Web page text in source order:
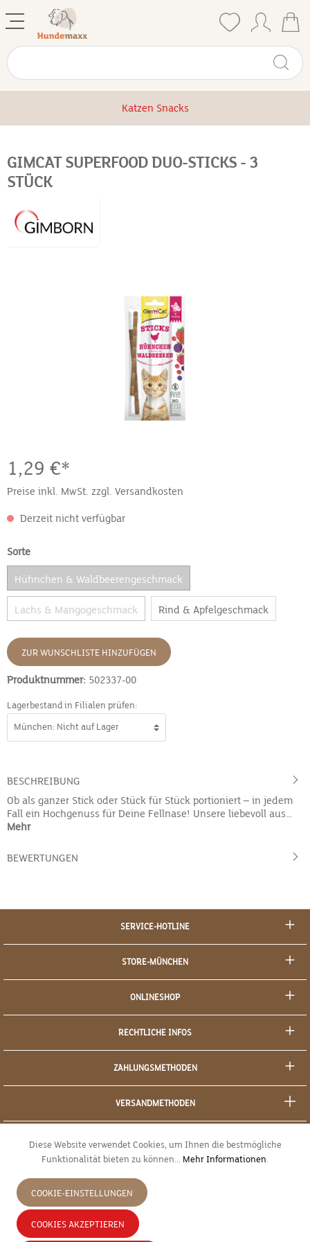
Katzen Snacks
GIMCAT SUPERFOOD DUO-STICKS - 3
STÜCK
1,29 €*
Preise inkl. MwSt. zzgl. Versandkosten
Derzeit nicht verfügbar
Sorte
Hühnchen & Waldbeerengeschmack
Lachs & Mangogeschmack Rind & Apfelgeschmack
ZUR WUNSCHLISTE HINZUFÜGEN
Produktnummer: 502337-00
Lagerbestand in Filialen prüfen:
BESCHREIBUNG
Ob als ganzer Stick oder Stück für Stück portioniert – in jedem
Fall ein Hochgenuss für Deine Fellnase! Unsere liebevoll aus…
Mehr
BEWERTUNGEN
SERVICE-HOTLINE
STORE-MÜNCHEN
ONLINESHOP
RECHTLICHE INFOS
ZAHLUNGSMETHODEN
VERSANDMETHODEN
JETZT WIDERRUFEN
Diese Website verwendet Cookies, um Ihnen die bestmögliche
Funktionalität bieten zu können... Mehr Informationen.
COOKIE-EINSTELLUNGEN
COOKIES AKZEPTIEREN